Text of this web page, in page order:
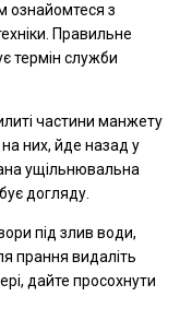
ознайомтеся з
Правильне
термін служби
частини манжету
них, йде назад у
ущільнювальна
догляду.
під злив води,
прання видаліть
дайте просохнути